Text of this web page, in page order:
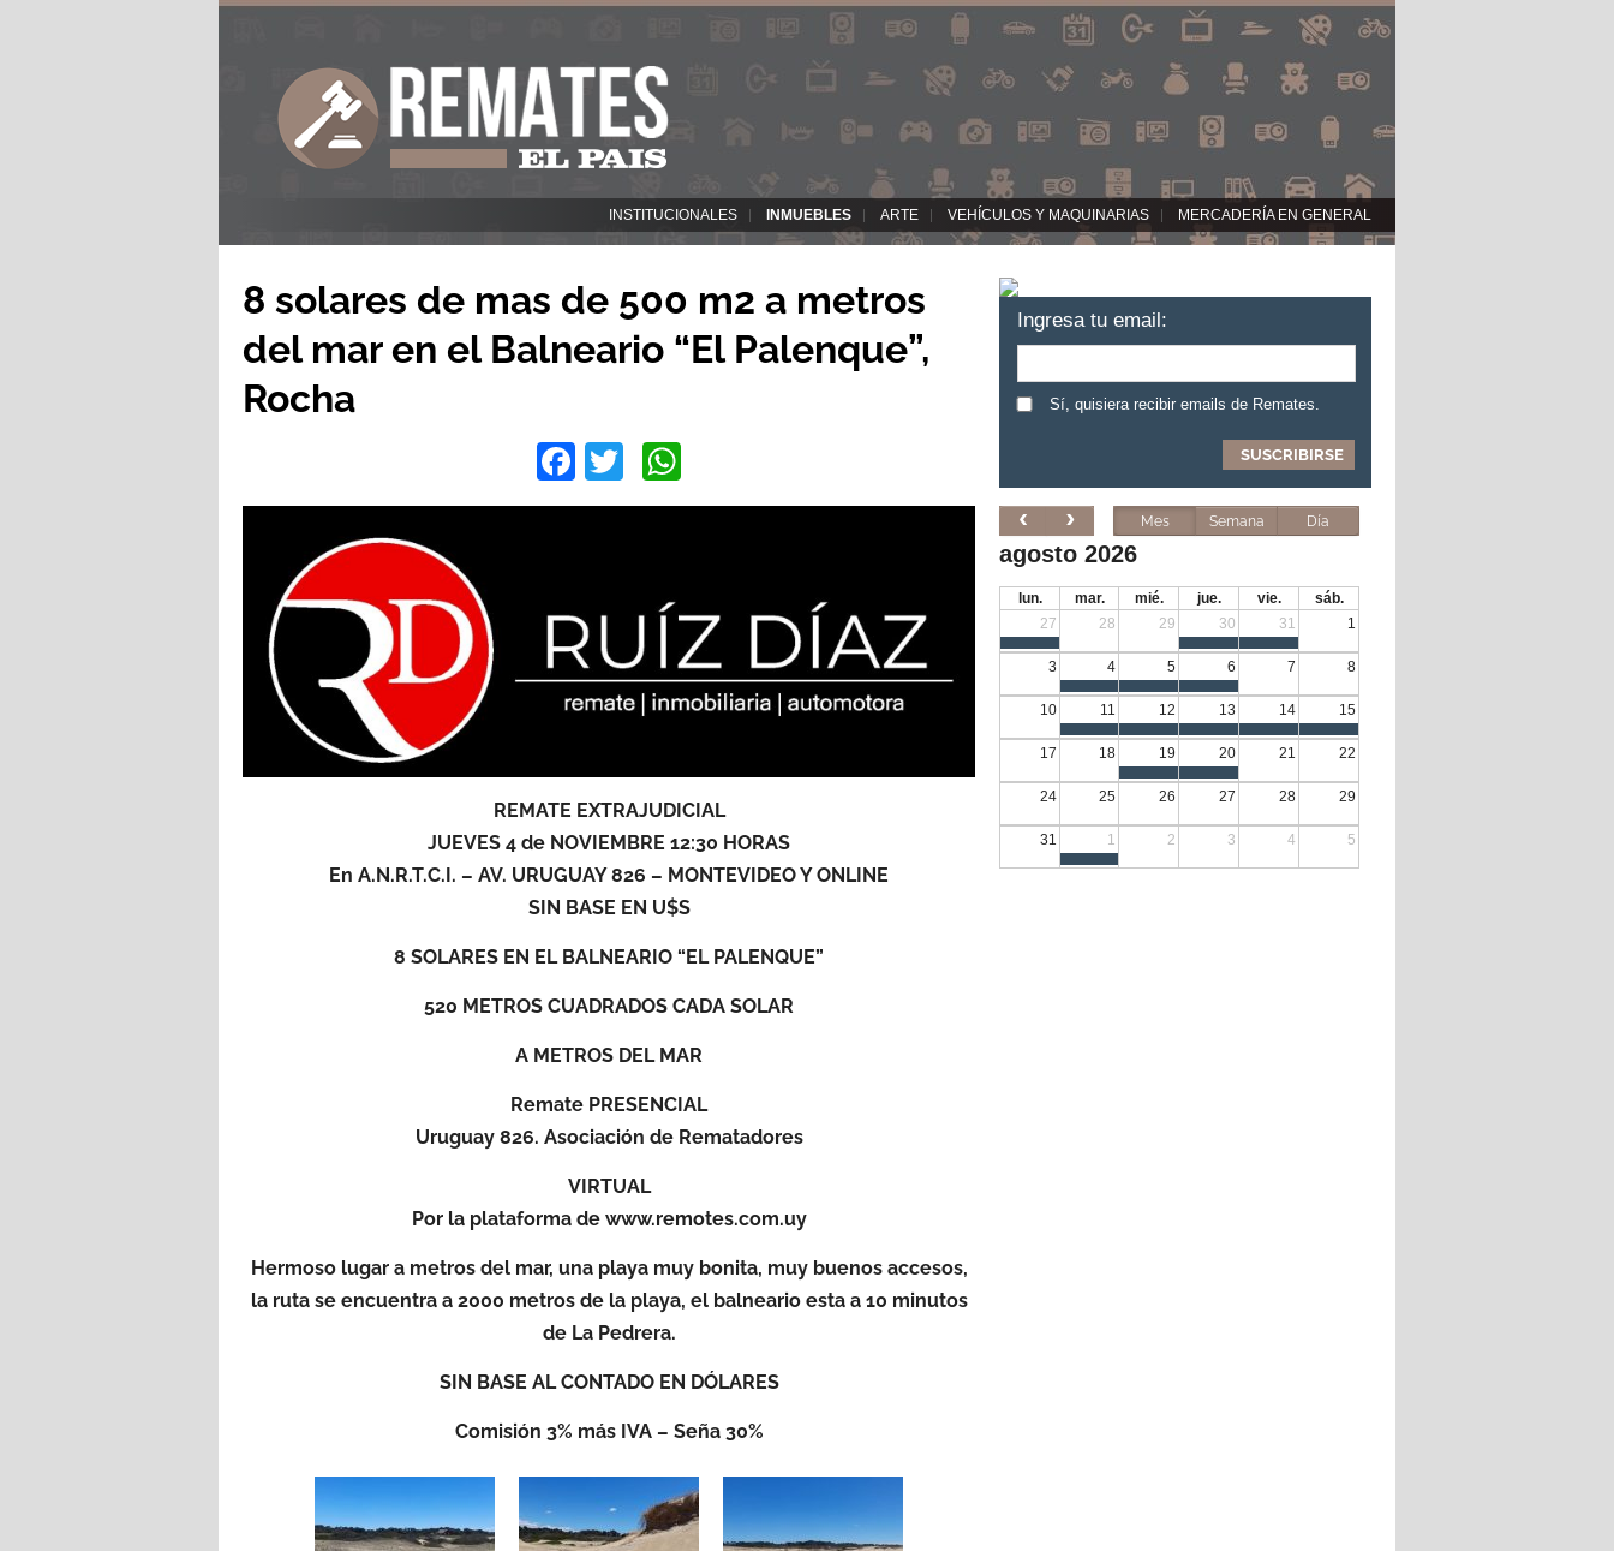
INSTITUCIONALES INMUEBLES ARTE VEHÍCULOS Y MAQUINARIAS MERCADERÍA EN GENERAL
8 solares de mas de 500 m2 a metros
del mar en el Balneario “El Palenque”,
Rocha
Facebook
Twitter
REMATE EXTRAJUDICIAL
JUEVES 4 de NOVIEMBRE 12:30 HORAS
En A.N.R.T.C.I. – AV. URUGUAY 826 – MONTEVIDEO Y ONLINE
SIN BASE EN U$S
8 SOLARES EN EL BALNEARIO “EL PALENQUE”
520 METROS CUADRADOS CADA SOLAR
A METROS DEL MAR
Remate PRESENCIAL
Uruguay 826. Asociación de Rematadores
VIRTUAL
Por la plataforma de www.remotes.com.uy
Hermoso lugar a metros del mar, una playa muy bonita, muy buenos accesos,
la ruta se encuentra a 2000 metros de la playa, el balneario esta a 10 minutos
de La Pedrera.
SIN BASE AL CONTADO EN DÓLARES
Comisión 3% más IVA – Seña 30%
Ingresa tu email:
Sí, quisiera recibir emails de Remates.
Mes Semana Día
agosto 2026
lun. mar. mié. jue. vie.
sáb.
27
28 29 30 31 1
3 4 5 6 7 8
10 11 12 13 14 15
17 18 19 20 21 22
24 25 26 27 28 29
31 1 2 3 4 5